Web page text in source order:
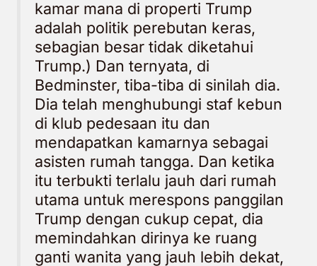
kamar mana di properti Trump
adalah politik perebutan keras,
sebagian besar tidak diketahui
Trump.) Dan ternyata, di
Bedminster, tiba-tiba di sinilah dia.
Dia telah menghubungi staf kebun
di klub pedesaan itu dan
mendapatkan kamarnya sebagai
asisten rumah tangga. Dan ketika
itu terbukti terlalu jauh dari rumah
utama untuk merespons panggilan
Trump dengan cukup cepat, dia
memindahkan dirinya ke ruang
ganti wanita yang jauh lebih dekat,